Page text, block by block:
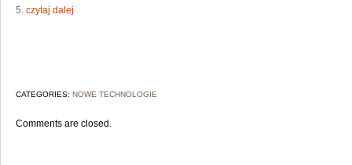
5. czytaj dalej
CATEGORIES: NOWE TECHNOLOGIE
Comments are closed.